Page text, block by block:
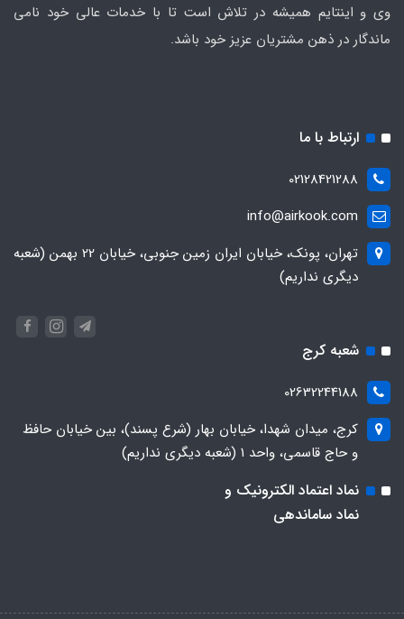
وی و اینتایم همیشه در تلاش است تا با خدمات عالی خود نامی
ماندگار در ذهن مشتریان عزیز خود باشد.
ارتباط با ما
02128421288
info@airkook.com
تهران، پونک، خیابان ایران زمین جنوبی، خیابان 22 بهمن (شعبه
دیگری نداریم)
شعبه کرج
02632244188
کرج، میدان شهدا، خیابان بهار (شرع پسند)، بین خیابان حافظ
و حاج قاسمی، واحد ۱ (شعبه دیگری نداریم)
نماد اعتماد الکترونیک و
نماد ساماندهی